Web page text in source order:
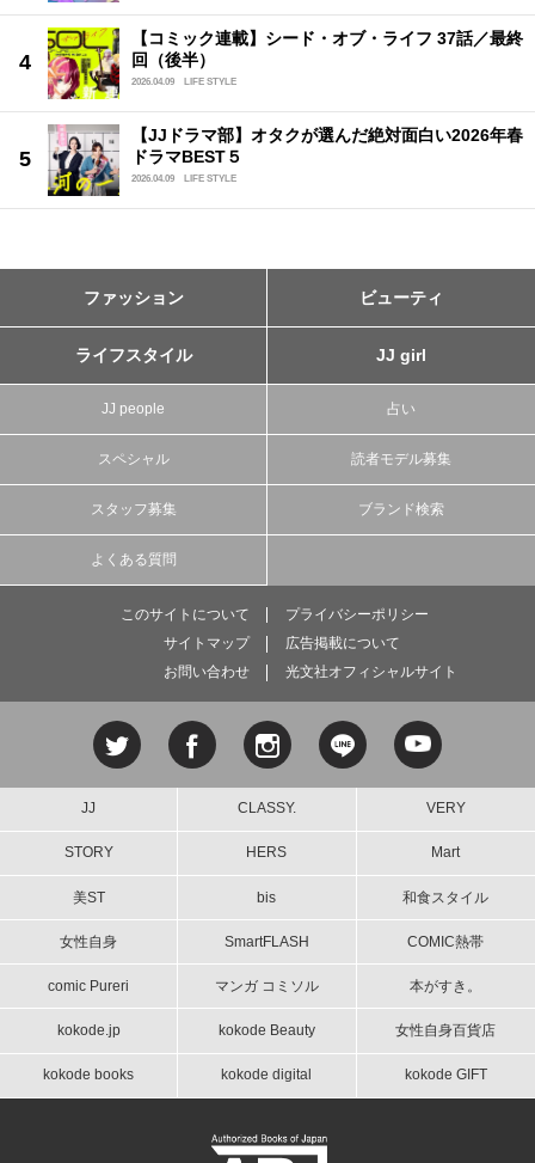
【コミック連載】シード・オブ・ライフ 37話／最終
回（後半）
2026.04.09 LIFE STYLE
【JJドラマ部】オタクが選んだ絶対面白い2026年春
ドラマBEST５
2026.04.09 LIFE STYLE
ファッション ビューティ
ライフスタイル JJ girl
JJ people 占い
スペシャル 読者モデル募集
スタッフ募集 ブランド検索
よくある質問
このサイトについて
プライバシーポリシー
サイトマップ
広告掲載について
お問い合わせ
光文社オフィシャルサイト
JJ CLASSY. VERY
STORY HERS Mart
美ST bis 和食スタイル
女性自身 SmartFLASH COMIC熱帯
comic Pureri マンガ コミソル 本がすき。
kokode.jp kokode Beauty 女性自身百貨店
kokode books kokode digital kokode GIFT